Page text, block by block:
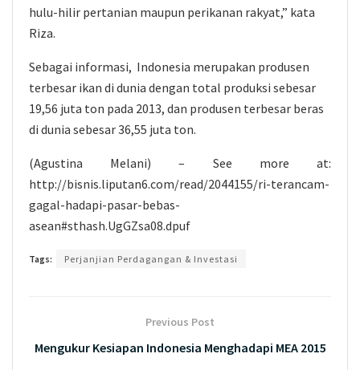
hulu-hilir pertanian maupun perikanan rakyat,” kata
Riza.
Sebagai informasi, Indonesia merupakan produsen
terbesar ikan di dunia dengan total produksi sebesar
19,56 juta ton pada 2013, dan produsen terbesar beras
di dunia sebesar 36,55 juta ton.
(Agustina Melani) – See more at:
http://bisnis.liputan6.com/read/2044155/ri-terancam-
gagal-hadapi-pasar-bebas-
asean#sthash.UgGZsa08.dpuf
Tags: Perjanjian Perdagangan & Investasi
Previous Post
Mengukur Kesiapan Indonesia Menghadapi MEA 2015